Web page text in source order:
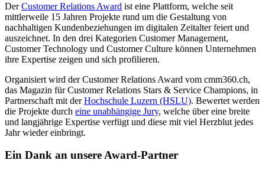
DerCustomer Relations Award ist eine Plattform, welche seit
mittlerweile 15 Jahren Projekte rund um die Gestaltung von
nachhaltigen Kundenbeziehungen im digitalen Zeitalter feiert und
auszeichnet. In den drei Kategorien Customer Management,
Customer Technology und Customer Culture können Unternehmen
ihre Expertise zeigen und sich profilieren.
Organisiert wird der Customer Relations Award vom cmm360.ch,
das Magazin für Customer Relations Stars & Service Champions, in
Partnerschaft mit der Hochschule Luzern (HSLU). Bewertet werden
die Projekte durch eine unabhängige Jury, welche über eine breite
und langjährige Expertise verfügt und diese mit viel Herzblut jedes
Jahr wieder einbringt.
Ein Dank an unsere Award-Partner